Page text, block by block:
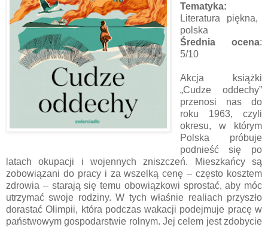
Tematyka:
Literatura piękna,
polska
Średnia ocena:
5/10
Akcja książki
„Cudze oddechy”
przenosi nas do
roku 1963, czyli
okresu, w którym
Polska próbuje
podnieść się po
latach okupacji i wojennych zniszczeń. Mieszkańcy są
zobowiązani do pracy i za wszelką cenę – często kosztem
zdrowia – starają się temu obowiązkowi sprostać, aby móc
utrzymać swoje rodziny. W tych właśnie realiach przyszło
dorastać Olimpii, która podczas wakacji podejmuje pracę w
państwowym gospodarstwie rolnym. Jej celem jest zdobycie